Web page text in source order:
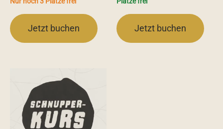
Jetzt buchen Jetzt buchen